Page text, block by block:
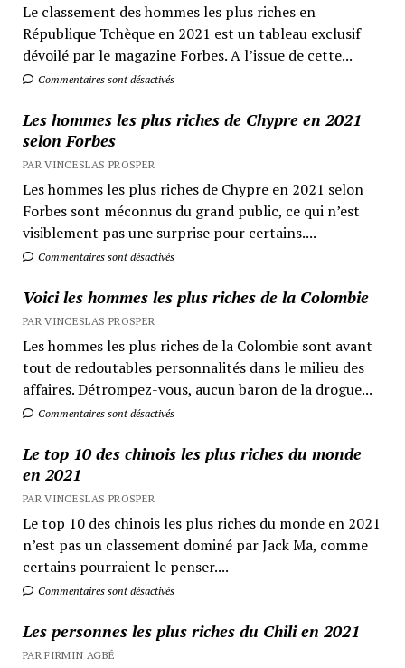
Le classement des hommes les plus riches en
République Tchèque en 2021 est un tableau exclusif
dévoilé par le magazine Forbes. A l’issue de cette...
Commentaires sont désactivés
Les hommes les plus riches de Chypre en 2021
selon Forbes
PAR VINCESLAS PROSPER
Les hommes les plus riches de Chypre en 2021 selon
Forbes sont méconnus du grand public, ce qui n’est
visiblement pas une surprise pour certains....
Commentaires sont désactivés
Voici les hommes les plus riches de la Colombie
PAR VINCESLAS PROSPER
Les hommes les plus riches de la Colombie sont avant
tout de redoutables personnalités dans le milieu des
affaires. Détrompez-vous, aucun baron de la drogue...
Commentaires sont désactivés
Le top 10 des chinois les plus riches du monde
en 2021
PAR VINCESLAS PROSPER
Le top 10 des chinois les plus riches du monde en 2021
n’est pas un classement dominé par Jack Ma, comme
certains pourraient le penser....
Commentaires sont désactivés
Les personnes les plus riches du Chili en 2021
PAR FIRMIN AGBÉ